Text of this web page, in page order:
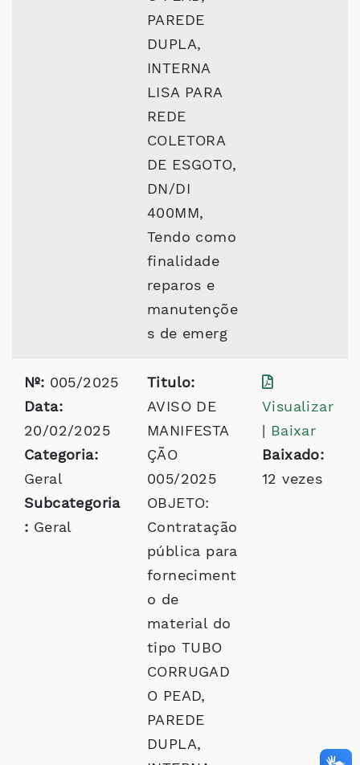
PAREDE
DUPLA,
INTERNA
LISA PARA
REDE
COLETORA
DE ESGOTO,
DN/DI
400MM,
Tendo como
finalidade
reparos e
manutençõe
s de emerg
Nº: 005/2025
Data:
20/02/2025
Categoria:
Geral
Subcategoria
: Geral
Titulo:
AVISO DE
MANIFESTA
ÇÃO
005/2025
OBJETO:
Contratação
pública para
forneciment
o de
material do
tipo TUBO
CORRUGAD
O PEAD,
PAREDE
DUPLA,
Visualizar
| Baixar
Baixado:
12 vezes